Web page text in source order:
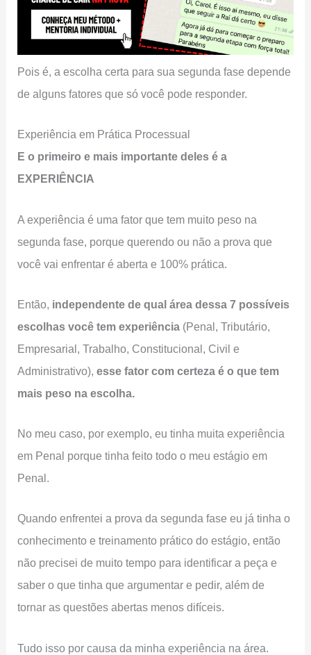
Pois é, a escolha certa para sua segunda fase depende
de alguns fatores que só você pode responder.
Experiência em Prática Processual
E o primeiro e mais importante deles é a
EXPERIÊNCIA
A experiência é uma fator que tem muito peso na
segunda fase, porque querendo ou não a prova que
você vai enfrentar é aberta e 100% prática.
Então, independente de qual área dessa 7 possíveis
escolhas você tem experiência (Penal, Tributário,
Empresarial, Trabalho, Constitucional, Civil e
Administrativo),esse fator com certeza é o que tem
mais peso na escolha.
No meu caso, por exemplo, eu tinha muita experiência
em Penal porque tinha feito todo o meu estágio em
Penal.
Quando enfrentei a prova da segunda fase eu já tinha o
conhecimento e treinamento prático do estágio, então
não precisei de muito tempo para identificar a peça e
saber o que tinha que argumentar e pedir, além de
tornar as questões abertas menos difíceis.
Tudo isso por causa da minha experiência na área.